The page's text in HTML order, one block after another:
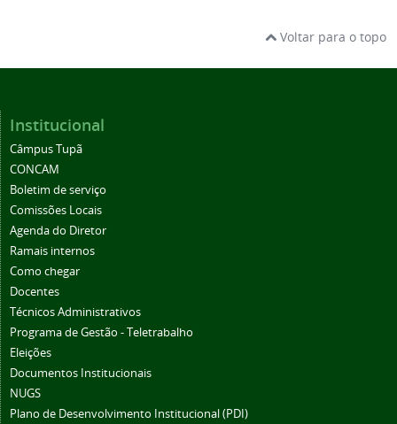
Voltar para o topo
Institucional
Câmpus Tupã
CONCAM
Boletim de serviço
Comissões Locais
Agenda do Diretor
Ramais internos
Como chegar
Docentes
Técnicos Administrativos
Programa de Gestão - Teletrabalho
Eleições
Documentos Institucionais
NUGS
Plano de Desenvolvimento Institucional (PDI)